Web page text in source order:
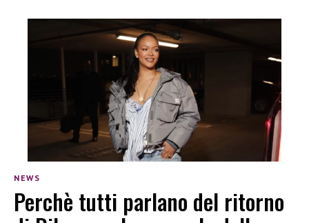
NEWS
Perchè tutti parlano del ritorno